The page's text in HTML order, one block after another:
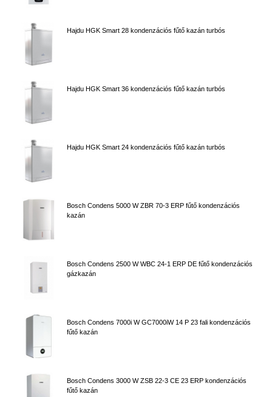
Hajdu HGK Smart 28 kondenzációs fűtő kazán turbós
Hajdu HGK Smart 36 kondenzációs fűtő kazán turbós
Hajdu HGK Smart 24 kondenzációs fűtő kazán turbós
Bosch Condens 5000 W ZBR 70-3 ERP fűtő kondenzációs
kazán
Bosch Condens 2500 W WBC 24-1 ERP DE fűtő kondenzációs
gázkazán
Bosch Condens 7000i W GC7000iW 14 P 23 fali kondenzációs
fűtő kazán
Bosch Condens 3000 W ZSB 22-3 CE 23 ERP kondenzációs
fűtő kazán